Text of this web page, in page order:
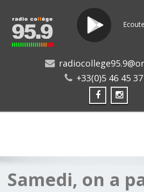
+33(0)5 46 45
Samedi, on a